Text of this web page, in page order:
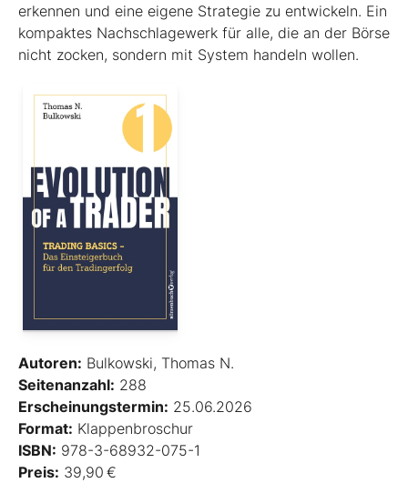
erkennen und eine eigene Strategie zu entwickeln. Ein
kompaktes Nachschlagewerk für alle, die an der Börse
nicht zocken, sondern mit System handeln wollen.
Autoren: Bulkowski, Thomas N.
Seitenanzahl: 288
Erscheinungstermin: 25.06.2026
Format: Klappenbroschur
ISBN: 978-3-68932-075-1
Preis: 39,90 €